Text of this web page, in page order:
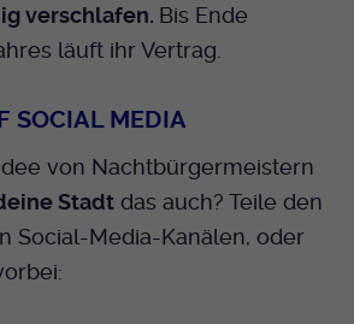
verschlafen. Bis Ende
läuft ihr Vertrag.
SOCIAL MEDIA
von Nachtbürgermeistern
Stadt das auch? Teile den
Social-Media-Kanälen, oder